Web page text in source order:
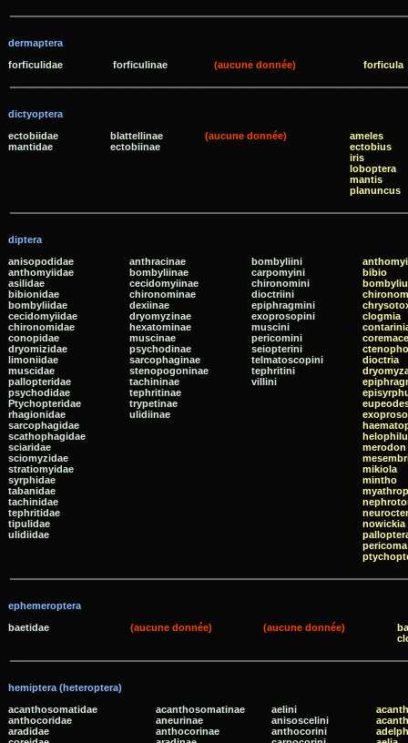
dermaptera
forficulidae
forficulinae (aucune donnée) forficula
dictyoptera
ectobiidae
mantidae
blattellinae
ectobiinae
(aucune donnée)
ameles
ectobius
iris
loboptera
mantis
planuncus
diptera
anisopodidae
anthomyiidae
asilidae
bibionidae
bombyliidae
cecidomyiidae
chironomidae
conopidae
dryomizidae
limoniidae
muscidae
pallopteridae
psychodidae
Ptychopteridae
rhagionidae
sarcophagidae
scathophagidae
sciaridae
sciomyzidae
stratiomyidae
syrphidae
tabanidae
tachinidae
tephritidae
tipulidae
ulidiidae
anthracinae
bombyliinae
cecidomyiinae
chironominae
dexiinae
dryomyzinae
hexatominae
muscinae
psychodinae
sarcophaginae
stenopogoninae
tachininae
tephritinae
trypetinae
ulidiinae
bombyliini
carpomyini
chironomini
dioctriini
epiphragmini
exoprosopini
muscini
pericomini
seiopterini
telmatoscopini
tephritini
villini
bibio
clogmia
dioctria
merodon
mikiola
mintho
nowickia
pericoma
ephemeroptera
baetidae
(aucune donnée) (aucune donnée)
hemiptera (heteroptera)
acanthosomatidae
anthocoridae
aradidae
acanthosomatinae
aneurinae
anthocorinae
aelini
anisoscelini
anthocorini